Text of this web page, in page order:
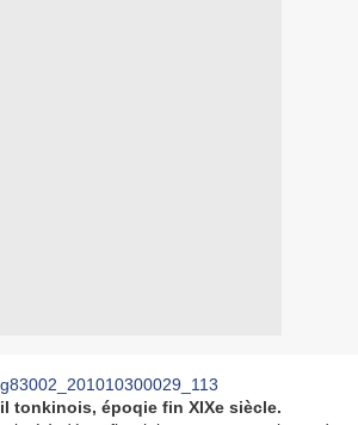
tonkinois, époqie fin XIXe siècle.